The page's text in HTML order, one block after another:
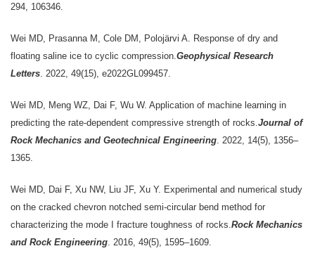
294, 106346.
Wei MD, Prasanna M, Cole DM, Polojärvi A. Response of dry and
floating saline ice to cyclic compression. Geophysical Research
Letters . 2022, 49(15), e2022GL099457.
Wei MD, Meng WZ, Dai F, Wu W. Application of machine learning in
predicting the rate-dependent compressive strength of rocks. Journal of
Rock Mechanics and Geotechnical Engineering . 2022, 14(5), 1356–
1365.
Wei MD, Dai F, Xu NW, Liu JF, Xu Y. Experimental and numerical study
on the cracked chevron notched semi-circular bend method for
characterizing the mode I fracture toughness of rocks. Rock Mechanics
and Rock Engineering . 2016, 49(5), 1595–1609.